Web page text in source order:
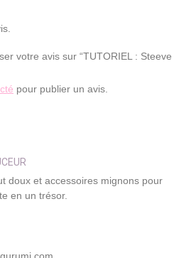
votre avis sur “TUTORIEL : Steeve
pour publier un avis.
doux et accessoires mignons pour
en un trésor.